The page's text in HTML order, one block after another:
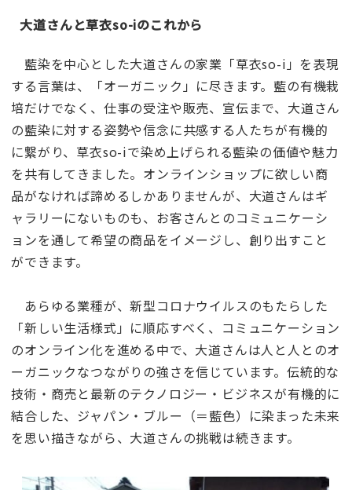
大道さんと草衣so-iのこれから
藍染を中心とした大道さんの家業「草衣so-i」を表現
する言葉は、「オーガニック」に尽きます。藍の有機栽
培だけでなく、仕事の受注や販売、宣伝まで、大道さん
の藍染に対する姿勢や信念に共感する人たちが有機的
に繋がり、草衣so-iで染め上げられる藍染の価値や魅力
を共有してきました。オンラインショップに欲しい商
品がなければ諦めるしかありませんが、大道さんはギ
ャラリーにないものも、お客さんとのコミュニケーシ
ョンを通して希望の商品をイメージし、創り出すこと
ができます。
あらゆる業種が、新型コロナウイルスのもたらした
「新しい生活様式」に順応すべく、コミュニケーション
のオンライン化を進める中で、大道さんは人と人とのオ
ーガニックなつながりの強さを信じています。伝統的な
技術・商売と最新のテクノロジー・ビジネスが有機的に
結合した、ジャパン・ブルー（＝藍色）に染まった未来
を思い描きながら、大道さんの挑戦は続きます。